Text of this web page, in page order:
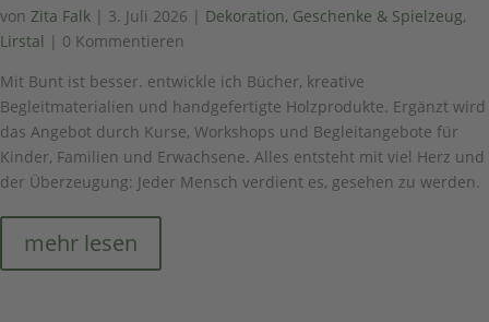
von Zita Falk | 3. Juli 2026 | Dekoration, Geschenke & Spielzeug,
Lirstal | 0 Kommentieren
Mit Bunt ist besser. entwickle ich Bücher, kreative
Begleitmaterialien und handgefertigte Holzprodukte. Ergänzt wird
das Angebot durch Kurse, Workshops und Begleitangebote für
Kinder, Familien und Erwachsene. Alles entsteht mit viel Herz und
der Überzeugung: Jeder Mensch verdient es, gesehen zu werden.
mehr lesen